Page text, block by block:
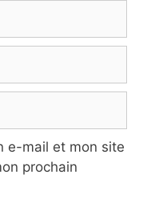
e-mail et mon site
prochain